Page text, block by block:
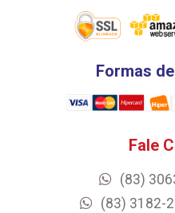
Formas
Fale
(83)
(83) 3182-